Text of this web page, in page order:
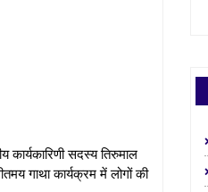
कार्यकारिणी सदस्य तिरुमाल
गाथा कार्यक्रम में लोगों की